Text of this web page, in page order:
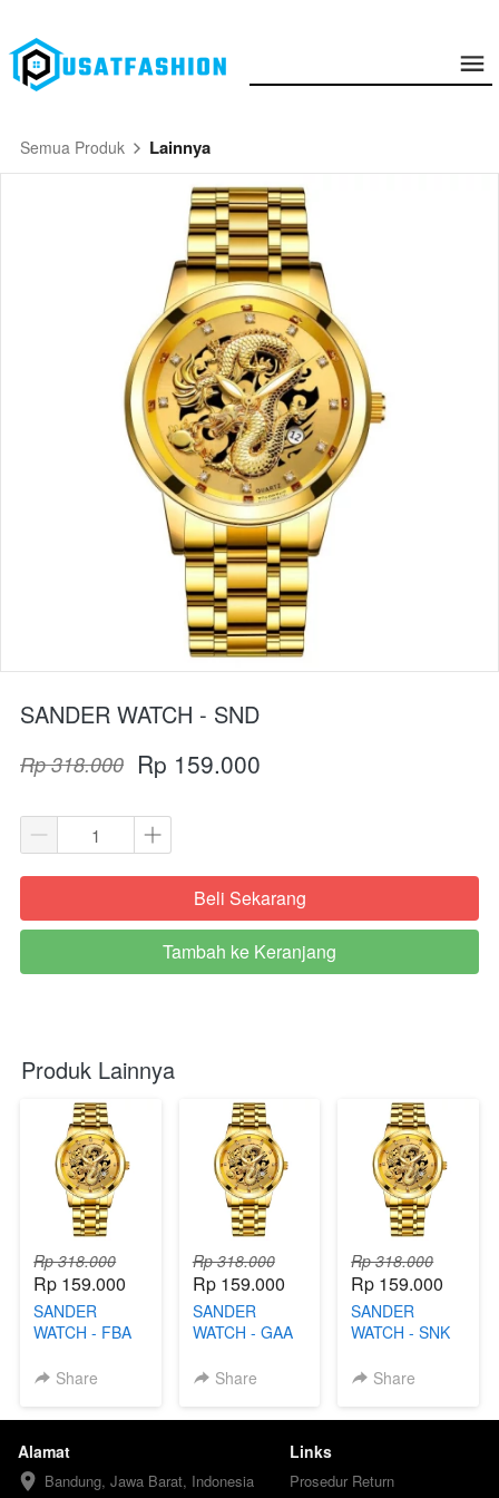
Semua Produk Lainnya
SANDER WATCH - SND
Rp 318.000 Rp 159.000
`Beli Sekarang
`
Tambah ke Keranjang
Produk Lainnya
Rp 318.000
Rp 159.000
SANDER
WATCH - FBA
Share
Rp 318.000
Rp 159.000
SANDER
WATCH - GAA
Share
Rp 318.000
Rp 159.000
SANDER
WATCH - SNK
Share
Alamat
Bandung, Jawa Barat, Indonesia
Links
Prosedur Return